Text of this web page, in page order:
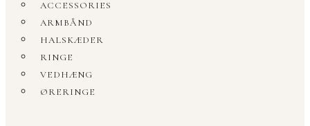
ACCESSORIES
ARMBÅND
HALSKÆDER
RINGE
VEDHÆNG
ØRERINGE